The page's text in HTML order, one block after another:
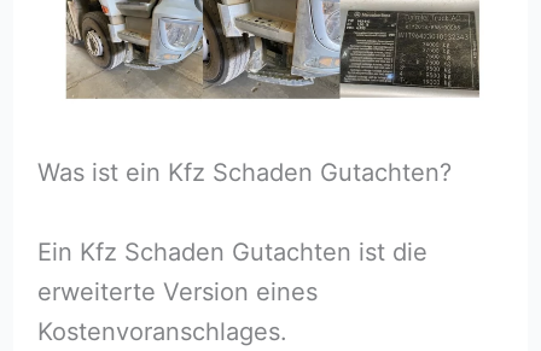
Was ist ein Kfz Schaden Gutachten?
Ein Kfz Schaden Gutachten ist die
erweiterte Version eines
Kostenvoranschlages.